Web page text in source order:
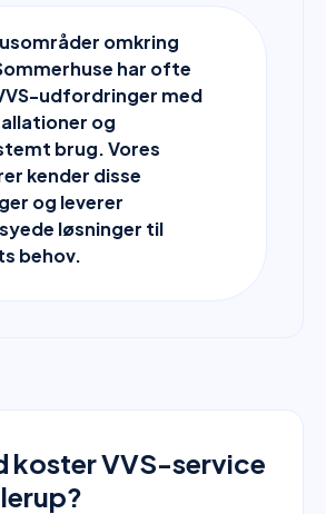
omkring
har ofte
udfordringer med
og
brug. Vores
kender disse
og leverer
løsninger til
behov.
koster VVS-service